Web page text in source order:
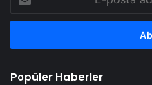
posta
adresinizi
Popüler Haberler